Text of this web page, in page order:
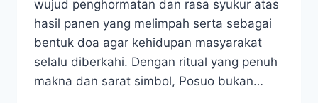
wujud penghormatan dan rasa syukur atas
hasil panen yang melimpah serta sebagai
bentuk doa agar kehidupan masyarakat
selalu diberkahi. Dengan ritual yang penuh
makna dan sarat simbol, Posuo bukan…